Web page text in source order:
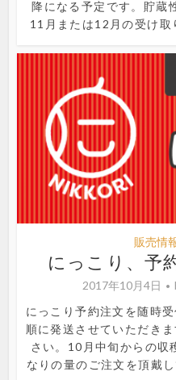
降になる予定です。貯蔵
11月または12月の受け
販売情
にっこり、予
2017年10月4日
にっこり予約注文を随時
順に発送させていただき
さい。10月中旬からの収
なりの量のご注文を頂戴